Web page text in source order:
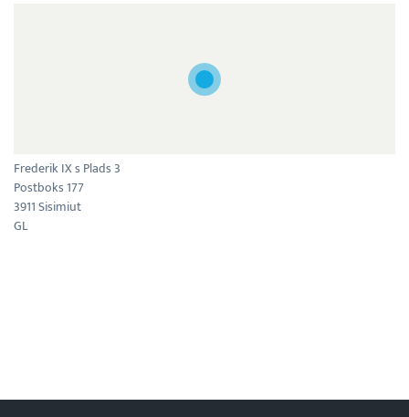
Frederik IX s Plads 3
Postboks 177
3911 Sisimiut
GL